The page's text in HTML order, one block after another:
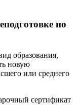
по
образования,
новую
или среднего
сертификат